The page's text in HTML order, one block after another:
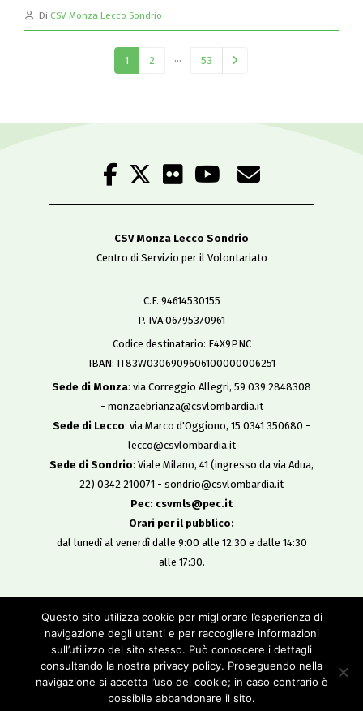
Di CSV Monza Lecco Sondrio
1 2 … 53
CSV Monza Lecco Sondrio
Centro di Servizio per il Volontariato
C.F. 94614530155
P. IVA 06795370961
Codice destinatario: E4X9PNC
IBAN: IT83W0306909606100000006251
Sede di Monza: via Correggio Allegri, 59 039 2848308
- monzaebrianza@csvlombardia.it
Sede di Lecco: via Marco d'Oggiono, 15 0341 350680 -
lecco@csvlombardia.it
Sede di Sondrio: Viale Milano, 41 (ingresso da via Adua,
22) 0342 210071 - sondrio@csvlombardia.it
Pec: csvmls@pec.it
Orari per il pubblico:
dal lunedì al venerdì dalle 9:00 alle 12:30 e dalle 14:30
alle 17:30.
Copyright 2019
All Rights Reserved
-
Privacy policy
Cookie policy
Credits
Questo sito utilizza cookie per migliorare l’esperienza di
navigazione degli utenti e per raccogliere informazioni
sull’utilizzo del sito stesso. Può conoscere i dettagli
consultando la nostra privacy policy. Proseguendo nella
navigazione si accetta l’uso dei cookie; in caso contrario è
possibile abbandonare il sito.